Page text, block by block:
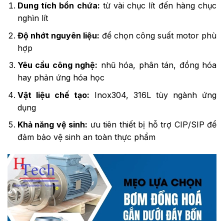
Dung tích bồn chứa: từ vài chục lít đến hàng chục
nghìn lít
Độ nhớt nguyên liệu: để chọn công suất motor phù
hợp
Yêu cầu công nghệ: nhũ hóa, phân tán, đồng hóa
hay phản ứng hóa học
Vật liệu chế tạo: Inox304, 316L tùy ngành ứng
dụng
Khả năng vệ sinh: ưu tiên thiết bị hỗ trợ CIP/SIP để
đảm bảo vệ sinh an toàn thực phẩm